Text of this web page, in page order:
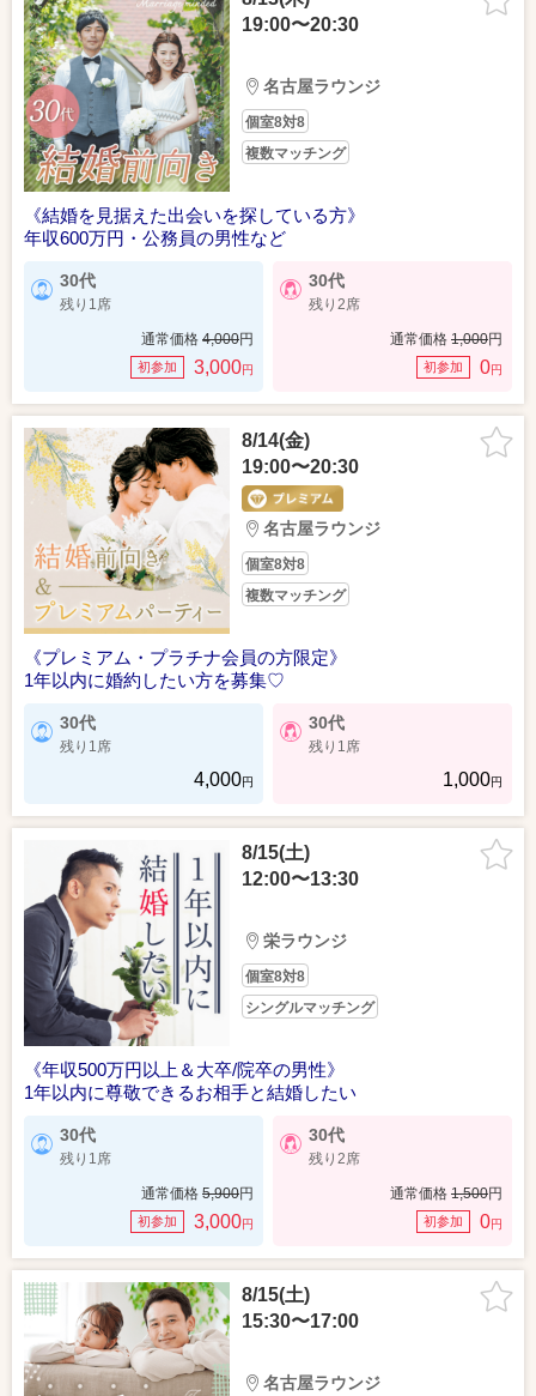
19:00〜20:30
名古屋ラウンジ
個室8対8
複数マッチング
《結婚を見据えた出会いを探している方》
年収600万円・公務員の男性など
30代
残り1席
通常価格 4,000円
初参加 3,000円
30代
残り2席
通常価格 1,000円
初参加 0円
8/14(金)
19:00〜20:30
名古屋ラウンジ
個室8対8
複数マッチング
《プレミアム・プラチナ会員の方限定》
1年以内に婚約したい方を募集♡
30代
残り1席
4,000円
30代
残り1席
1,000円
8/15(土)
12:00〜13:30
栄ラウンジ
個室8対8
シングルマッチング
《年収500万円以上＆大卒/院卒の男性》
1年以内に尊敬できるお相手と結婚したい
30代
残り1席
通常価格 5,900円
初参加 3,000円
30代
残り2席
通常価格 1,500円
初参加 0円
8/15(土)
15:30〜17:00
名古屋ラウンジ